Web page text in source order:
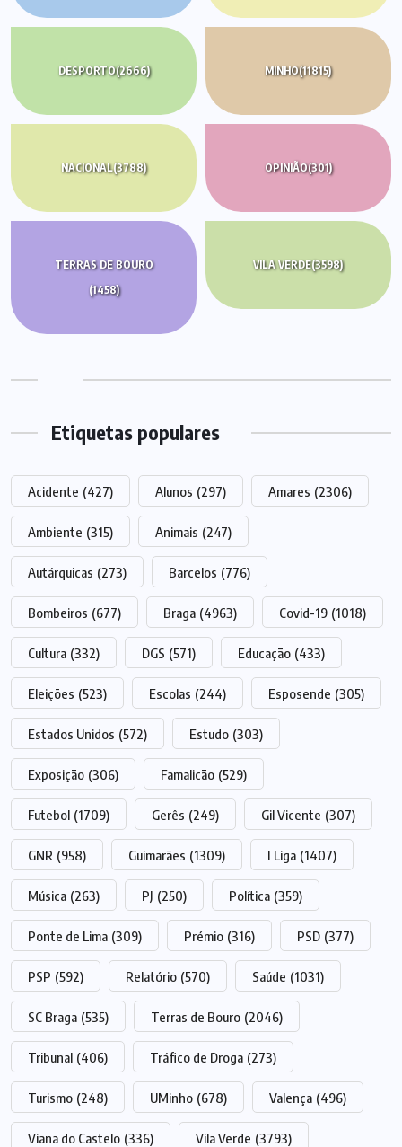
DESPORTO(2666) MINHO(11815)
NACIONAL(3788) OPINIÃO(301)
TERRAS DE BOURO
(1458)
VILA VERDE(3598)
Etiquetas populares
Acidente (427) Alunos (297) Amares (2306)
Ambiente (315) Animais (247)
Autárquicas (273) Barcelos (776)
Bombeiros (677) Braga (4963) Covid-19 (1018)
Cultura (332) DGS (571) Educação (433)
Eleições (523) Escolas (244) Esposende (305)
Estados Unidos (572) Estudo (303)
Exposição (306) Famalicão (529)
Futebol (1709) Gerês (249) Gil Vicente (307)
GNR (958) Guimarães (1309) I Liga (1407)
Música (263) PJ (250) Política (359)
Ponte de Lima (309) Prémio (316) PSD (377)
PSP (592) Relatório (570) Saúde (1031)
SC Braga (535) Terras de Bouro (2046)
Tribunal (406) Tráfico de Droga (273)
Turismo (248) UMinho (678) Valença (496)
Viana do Castelo (336) Vila Verde (3793)